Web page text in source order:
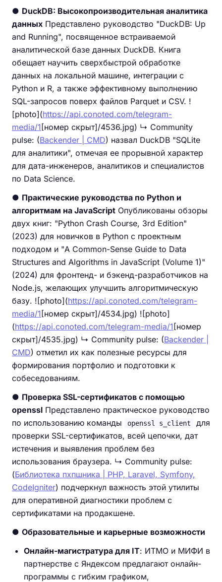
● DuckDB: Высокопроизводительная аналитика
данных Представлено руководство "DuckDB: Up
and Running", посвященное встраиваемой
аналитической базе данных DuckDB. Книга
обещает научить сверхбыстрой обработке
данных на локальной машине, интеграции с
Python и R, а также эффективному выполнению
SQL-запросов поверх файлов Parquet и CSV. !
[photo](https://api.conoted.com/telegram-
media/1[номер скрыт]/4536.jpg) ↳ Community
pulse: (Backender | CMD) назвал DuckDB "SQLite
для аналитики", отмечая ее прорывной характер
для дата-инженеров, аналитиков и специалистов
по Data Science.
● Практические руководства по Python и
алгоритмам на JavaScript Опубликованы обзоры
двух книг: "Python Crash Course, 3rd Edition"
(2023) для новичков в Python с проектным
подходом и "A Common-Sense Guide to Data
Structures and Algorithms in JavaScript (Volume 1)"
(2024) для фронтенд- и бэкенд-разработчиков на
Node.js, желающих улучшить алгоритмическую
базу. ![photo](https://api.conoted.com/telegram-
media/1[номер скрыт]/4534.jpg) ![photo]
(https://api.conoted.com/telegram-media/1[номер
скрыт]/4535.jpg) ↳ Community pulse: (Backender |
CMD) отметил их как полезные ресурсы для
формирования портфолио и подготовки к
собеседованиям.
● Проверка SSL-сертификатов с помощью
openssl Представлено практическое руководство
по использованию команды
openssl s_client
для
проверки SSL-сертификатов, всей цепочки, дат
истечения и выявления проблем без
использования браузера. ↳ Community pulse:
(Библиотека пхпшника | PHP, Laravel, Symfony,
CodeIgniter) подчеркнул важность этой утилиты
для оперативной диагностики проблем с
сертификатами на продакшене.
● Образовательные и карьерные возможности
Онлайн-магистратура для IT: ИТМО и МИФИ в
партнерстве с Яндексом предлагают онлайн-
программы с гибким графиком,